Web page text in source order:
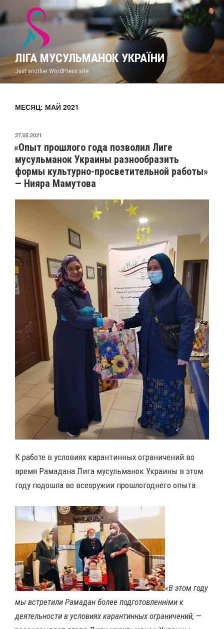
к
содержимому
ЛІГА МУСУЛЬМАНОК УКРАЇНИ
Just another WordPress site
МЕСЯЦ: МАЙ 2021
ОПУБЛИКОВАНО
27.05.2021
«Опыт прошлого года позволил Лиге
мусульманок Украины разнообразить
формы культурно-просветительной работы»
— Нияра Мамутова
К работе в условиях карантинных ограничений во
время Рамадана Лига мусульманок Украины в этом
году подошла во всеоружии прошлогоднего опыта.
«В этом году
мы встретили Рамадан более подготовленніми к
деятельности в условиях карантинных ограничений, —